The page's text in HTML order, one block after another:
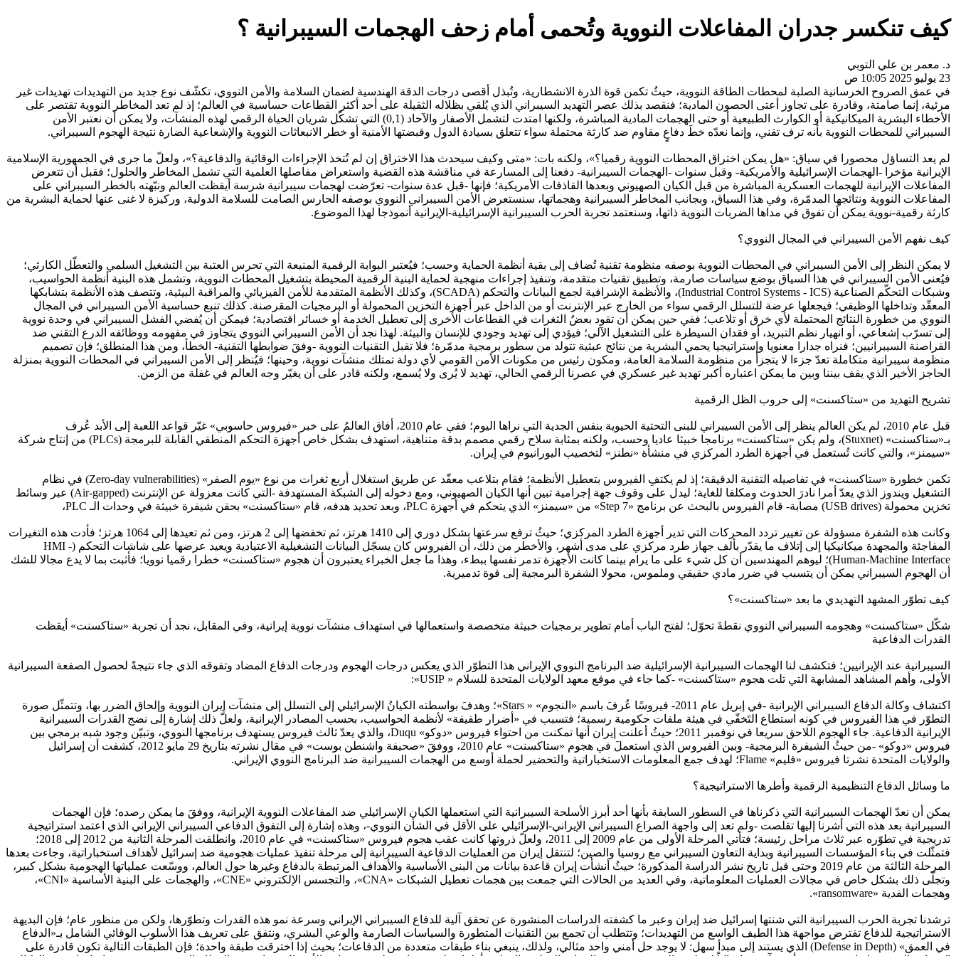
كيف تنكسر جدران المفاعلات النووية وتُحمى أمام زحف الهجمات السيبرانية ؟
د. معمر بن علي التوبي
23 يوليو 2025 10:05 ص
في عمق الصروح الخرسانية الصلبة لمحطات الطاقة النووية، حيثُ تكمن قوة الذرة الانشطارية، وتُبذل أقصى درجات الدقة الهندسية لضمان السلامة والأمن النووي، تكشّف نوع جديد من التهديدات تهديدات غير
مرئية، إنما صامتة، وقادرة على تجاوز أعتى الحصون المادية؛ فنقصد بذلك عصر التهديد السيبراني الذي يُلقي بظلاله الثقيلة على أحد أكثر القطاعات حساسية في العالم؛ إذ لم تعد المخاطر النووية تقتصر على
الأخطاء البشرية الميكانيكية أو الكوارث الطبيعية أو حتى الهجمات المادية المباشرة، ولكنها امتدت لتشمل الأصفار والآحاد (0,1) التي تشكّل شريان الحياة الرقمي لهذه المنشآت، ولا يمكن أن نعتبر الأمن
السيبراني للمحطات النووية بأنه ترف تقني، وإنما نعدّه خطَ دفاعٍِ مقاوم ضد كارثة محتملة سواء تتعلق بسيادة الدول وقبضتها الأمنية أو خطر الانبعاثات النووية والإشعاعية الضارة نتيجة الهجوم السيبراني.
لم يعد التساؤل محصورا في سياق: «هل يمكن اختراق المحطات النووية رقميا؟»، ولكنه بات: «متى وكيف سيحدث هذا الاختراق إن لم تُتخذ الإجراءات الوقائية والدفاعية؟»، ولعلّ ما جرى في الجمهورية الإسلامية
الإيرانية مؤخرا -الهجمات الإسرائيلية والأمريكية- وقبل سنوات -الهجمات السيبرانية- دفعنا إلى المسارعة في مناقشة هذه القضية واستعراض مفاصلها العلمية التي تشمل المخاطر والحلول؛ فقبل أن تتعرض
المفاعلات الإيرانية للهجمات العسكرية المباشرة من قبل الكيان الصهيوني وبعدها القاذفات الأمريكية؛ فإنها -قبل عدة سنوات- تعرّضت لهجمات سيبرانية شرسة أيقظت العالم ونبّهته بالخطر السيبراني على
المفاعلات النووية ونتائجها المدمّرة، وفي هذا السياق، وبجانب المخاطر السيبرانية وهجماتها، سنستعرض الأمن السيبراني النووي بوصفه الحارس الصامت للسلامة الدولية، وركيزة لا غنى عنها لحماية البشرية من
كارثة رقمية-نووية يمكن أن تفوق في مداها الضربات النووية ذاتها، وسنعتمد تجربة الحرب السيبرانية الإسرائيلية-الإيرانية أنموذجا لهذا الموضوع.
كيف نفهم الأمن السيبراني في المجال النووي؟
لا يمكن النظر إلى الأمن السيبراني في المحطات النووية بوصفه منظومة تقنية تُضاف إلى بقية أنظمة الحماية وحسب؛ فيُعتبر البوابة الرقمية المنيعة التي تحرس العتبة بين التشغيل السلمي والتعطّل الكارثي؛
فيُعنى الأمن السيبراني في هذا السياق بوضع سياسات صارمة، وتطبيق تقنيات متقدمة، وتنفيذ إجراءات منهجية لحماية البنية الرقمية المحيطة بتشغيل المحطات النووية، وتشمل هذه البنية أنظمة الحواسيب،
وشبكات التحكّم الصناعية (Industrial Control Systems - ICS)، والأنظمة الإشرافية لجمع البيانات والتحكم (SCADA)، وكذلك الأنظمة المتقدمة للأمن الفيزيائي والمراقبة البيئية، وتتصف هذه الأنظمة بتشابكها
المعقّد وتداخلها الوظيفي؛ فيجعلها عرضة للتسلل الرقمي سواء من الخارج عبر الإنترنت أو من الداخل عبر أجهزة التخزين المحمولة أو البرمجيات المقرصنة. كذلك تنبع حساسية الأمن السيبراني في المجال
النووي من خطورة النتائج المحتملة لأي خرق أو تلاعب؛ ففي حين يمكن أن تقود بعضُ الثغرات في القطاعات الأخرى إلى تعطيل الخدمة أو خسائر اقتصادية؛ فيمكن أن يُفضي الفشل السيبراني في وحدة نووية
إلى تسرّب إشعاعي، أو انهيار نظم التبريد، أو فقدان السيطرة على التشغيل الآلي؛ فيؤدي إلى تهديد وجودي للإنسان والبيئة. لهذا نجد أن الأمن السيبراني النووي يتجاوز في مفهومه ووظائفه الدرع التقني ضد
القراصنة السيبرانيين؛ فنراه جدارا معنويا وإستراتيجيا يحمي البشرية من نتائج عبثية تتولد من سطور برمجية مدمّرة؛ فلا تقبل التقنيات النووية -وفقَ ضوابطها التقنية- الخطأ، ومن هذا المنطلق؛ فإن تصميم
منظومة سيبرانية متكاملة تعدّ جزءا لا يتجزأ من منظومة السلامة العامة، ومكون رئيس من مكونات الأمن القومي لأي دولة تمتلك منشآت نووية، وحينها؛ فيُنظر إلى الأمن السيبراني في المحطات النووية بمنزلة
الحاجز الأخير الذي يقف بيننا وبين ما يمكن اعتباره أكبر تهديد غير عسكري في عصرنا الرقمي الحالي، تهديد لا يُرى ولا يُسمع، ولكنه قادر على أن يغيّر وجه العالم في غفلة من الزمن.
تشريح التهديد من «ستاكسنت» إلى حروب الظل الرقمية
قبل عام 2010، لم يكن العالم ينظر إلى الأمن السيبراني للبنى التحتية الحيوية بنفس الجدية التي نراها اليوم؛ ففي عام 2010، أفاق العالمُ على خبر «فيروس حاسوبي» غيّر قواعد اللعبة إلى الأبد عُرف
بـ«ستاكسنت» (Stuxnet)، ولم يكن «ستاكسنت» برنامجا خبيثا عاديا وحسب، ولكنه بمثابة سلاح رقمي مصمم بدقة متناهية، استهدف بشكل خاص أجهزة التحكم المنطقي القابلة للبرمجة (PLCs) من إنتاج شركة
«سيمنز»، والتي كانت تُستعمل في أجهزة الطرد المركزي في منشأة «نطنز» لتخصيب اليورانيوم في إيران.
تكمن خطورة «ستاكسنت» في تفاصيله التقنية الدقيقة؛ إذ لم يكتفِ الفيروس بتعطيل الأنظمة؛ فقام بتلاعب معقّد عن طريق استغلال أربع ثغرات من نوع «يوم الصفر» (Zero-day vulnerabilities) في نظام
التشغيل ويندوز الذي يعدّ أمرا نادرَ الحدوث ومكلفا للغاية؛ ليدل على وقوف جهة إجرامية تبين أنها الكيان الصهيوني، ومع دخوله إلى الشبكة المستهدفة -التي كانت معزولة عن الإنترنت (Air-gapped) عبر وسائط
تخزين محمولة (USB drives) مصابة- قام الفيروس بالبحث عن برنامج «Step 7» من «سيمنز» الذي يتحكم في أجهزة PLC، وبعد تحديد هدفه، قام «ستاكسنت» بحقن شيفرة خبيثة في وحدات الـ PLC،
وكانت هذه الشفرة مسؤولة عن تغيير تردد المحركات التي تدير أجهزة الطرد المركزي؛ حيثُ ترفع سرعتها بشكل دوري إلى 1410 هرتز، ثم تخفضها إلى 2 هرتز، ومن ثم تعيدها إلى 1064 هرتز؛ فأدت هذه التغيرات
المفاجئة والمجهدة ميكانيكيا إلى إتلاف ما يقدّر بألف جهاز طرد مركزي على مدى أشهر، والأخطر من ذلك، أن الفيروس كان يسجّل البيانات التشغيلية الاعتيادية ويعيد عرضها على شاشات التحكم (HMI -
Human-Machine Interface)؛ ليوهم المهندسين أن كل شيء على ما يرام بينما كانت الأجهزة تدمر نفسها ببطء، وهذا ما جعل الخبراء يعتبرون أن هجوم «ستاكسنت» خطرا رقميا نوويا؛ فأثبت بما لا يدع مجالا للشك
أن الهجوم السيبراني يمكن أن يتسبب في ضرر مادي حقيقي وملموس، محولا الشفرة البرمجية إلى قوة تدميرية.
كيف تطوّر المشهد التهديدي ما بعد «ستاكسنت»؟
شكّل «ستاكسنت» وهجومه السيبراني النووي نقطةَ تحوّل؛ لفتح الباب أمام تطوير برمجيات خبيثة متخصصة واستعمالها في استهداف منشآت نووية إيرانية، وفي المقابل، نجد أن تجربة «ستاكسنت» أيقظت
القدرات الدفاعية
السيبرانية عند الإيرانيين؛ فتكشف لنا الهجمات السيبرانية الإسرائيلية ضد البرنامج النووي الإيراني هذا التطوّر الذي يعكس درجات الهجوم ودرجات الدفاع المضاد وتفوقه الذي جاء نتيجةً لحصول الصفعة السيبرانية
الأولى، وأهم المشاهد المشابهة التي تلت هجوم «ستاكسنت» -كما جاء في موقع معهد الولايات المتحدة للسلام « USIP»:
اكتشاف وكالة الدفاع السيبراني الإيرانية -في إبريل عام 2011- فيروسًا عُرفَ باسم «النجوم» « Stars»؛ وهدفَ بواسطته الكيانُ الإسرائيلي إلى التسلل إلى منشآت إيران النووية وإلحاق الضرر بها، وتتمثّل صورة
التطوّر في هذا الفيروس في كونه استطاع التَخفّي في هيئة ملفات حكومية رسمية؛ فتسبب في «أضرار طفيفة» لأنظمة الحواسيب، بحسب المصادر الإيرانية، ولعلّ ذلك إشارة إلى نضج القدرات السيبرانية
الإيرانية الدفاعية. جاء الهجوم اللاحق سريعا في نوفمبر 2011؛ حيثُ أعلنت إيران أنها تمكنت من احتواء فيروس «دوكو» Duqu، والذي يعدّ ثالث فيروس يستهدف برنامجها النووي، وتبيّن وجود شبه برمجي بين
فيروس «دوكو» -من حيثُ الشيفرة البرمجية- وبين الفيروس الذي استعملَ في هجوم «ستاكسنت» عام 2010، ووفقَ «صحيفة واشنطن بوست» في مقال نشرته بتاريخ 29 مايو 2012، كشفت أن إسرائيل
والولايات المتحدة نشرتا فيروس «فليم» Flame؛ لهدف جمع المعلومات الاستخباراتية والتحضير لحملة أوسع من الهجمات السيبرانية ضد البرنامج النووي الإيراني.
ما وسائل الدفاع التنظيمية الرقمية وأطرها الاستراتيجية؟
يمكن أن نعدّ الهجمات السيبرانية التي ذكرناها في السطور السابقة بأنها أحد أبرز الأسلحة السيبرانية التي استعملها الكيان الإسرائيلي ضد المفاعلات النووية الإيرانية، ووفقَ ما يمكن رصده؛ فإن الهجمات
السيبرانية بعد هذه التي أشرنا إليها تقلصت -ولم تعد إلى واجهة الصراع السيبراني الإيراني-الإسرائيلي على الأقل في الشأن النووي-، وهذه إشارة إلى التفوق الدفاعي السيبراني الإيراني الذي اعتمد استراتيجية
تدريجية في تطوّره عبر ثلاث مراحل رئيسة؛ فتأتي المرحلة الأولى من عام 2009 إلى 2011، ولعلّ ذروتها كانت عقب هجوم فيروس «ستاكسنت» في عام 2010، وانطلقت المرحلة الثانية من 2012 إلى 2018؛
فتمثّلت في بناء المؤسسات السيبرانية وبداية التعاون السيبراني مع روسيا والصين؛ لتنتقل إيران من العمليات الدفاعية السيبرانية إلى مرحلة تنفيذ عمليات هجومية ضد إسرائيل لأهداف استخباراتية، وجاءت بعدها
المرحلة الثالثة من عام 2019 وحتى قبل تاريخ نشر الدراسة المذكورة؛ حيثُ أنشأت إيران قاعدة بيانات من البنى الأساسية والأهداف المرتبطة بالدفاع وغيرها حول العالم، ووسّعت عملياتها الهجومية بشكل كبير،
وتجلّى ذلك بشكل خاص في مجالات العمليات المعلوماتية، وفي العديد من الحالات التي جمعت بين هجمات تعطيل الشبكات «CNA»، والتجسس الإلكتروني «CNE»، والهجمات على البنية الأساسية «CNI»،
وهجمات الفدية «ransomware».
ترشدنا تجربة الحرب السيبرانية التي شنتها إسرائيل ضد إيران وعبر ما كشفته الدراسات المنشورة عن تحقق آلية للدفاع السيبراني الإيراني وسرعة نمو هذه القدرات وتطوّرها، ولكن من منظور عام؛ فإن البديهة
الاستراتيجية للدفاع تفترض مواجهة هذا الطيف الواسع من التهديدات؛ وتتطلب أن تجمع بين التقنيات المتطورة والسياسات الصارمة والوعي البشري، ونتفق على تعريف هذا الأسلوب الوقائي الشامل بـ«الدفاع
في العمق» (Defense in Depth) الذي يستند إلى مبدأ سهل: لا يوجد حل أمني واحد مثالي، ولذلك، ينبغي بناء طبقات متعددة من الدفاعات؛ بحيث إذا اخترقت طبقة واحدة؛ فإن الطبقات التالية تكون قادرة على